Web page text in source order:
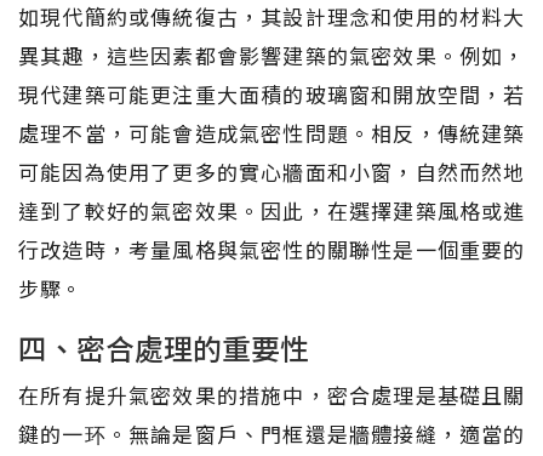
如現代簡約或傳統復古，其設計理念和使用的材料大
異其趣，這些因素都會影響建築的氣密效果。例如，
現代建築可能更注重大面積的玻璃窗和開放空間，若
處理不當，可能會造成氣密性問題。相反，傳統建築
可能因為使用了更多的實心牆面和小窗，自然而然地
達到了較好的氣密效果。因此，在選擇建築風格或進
行改造時，考量風格與氣密性的關聯性是一個重要的
步驟。
四、密合處理的重要性
在所有提升氣密效果的措施中，密合處理是基礎且關
鍵的一环。無論是窗戶、門框還是牆體接縫，適當的